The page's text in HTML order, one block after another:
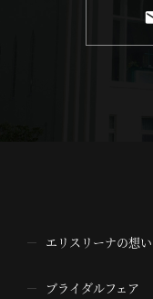
エリスリーナの想い
ブライダルフェア